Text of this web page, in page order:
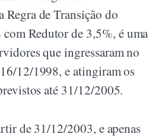
Regra de Transição do
Redutor de 3,5%, é uma
que ingressaram no
12/1998, e atingiram os
até 31/12/2005.
de 31/12/2003, e apenas